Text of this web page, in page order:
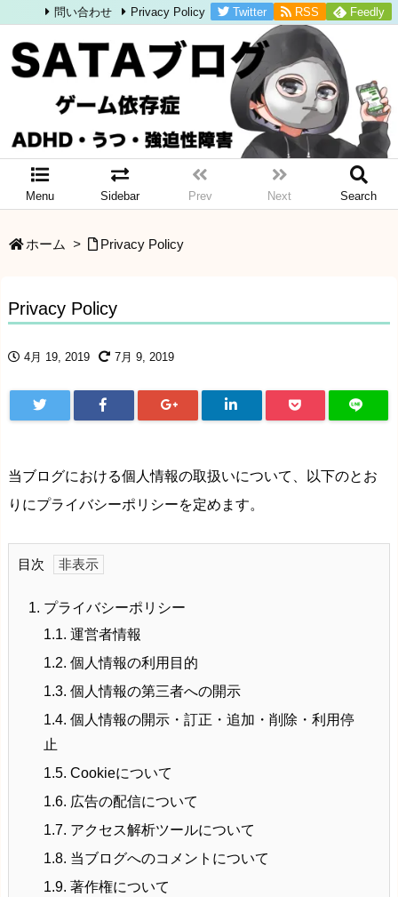
Menu Sidebar Prev Next Search
問い合わせ Privacy Policy Twitter RSS Feedly
ホーム > Privacy Policy
Privacy Policy
4月 19, 2019 7月 9, 2019
当ブログにおける個人情報の取扱いについて、以下のとお
りにプライバシーポリシーを定めます。
目次
1. プライバシーポリシー
1.1. 運営者情報
1.2. 個人情報の利用目的
1.3. 個人情報の第三者への開示
1.4. 個人情報の開示・訂正・追加・削除・利用停
止
1.5. Cookieについて
1.6. 広告の配信について
1.7. アクセス解析ツールについて
1.8. 当ブログへのコメントについて
1.9. 著作権について